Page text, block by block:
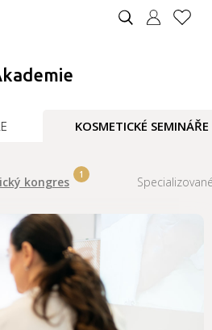
KOSMETICKÉ SEMINÁŘE
kongres 1